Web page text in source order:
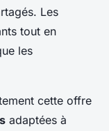
Les
tout en
les
cette offre
adaptées à